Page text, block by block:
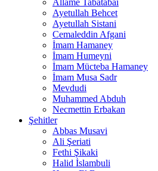
Allame Tabatabai
Ayetullah Behcet
Ayetullah Sistani
Cemaleddin Afgani
İmam Hamaney
İmam Humeyni
İmam Mücteba Hamaney
İmam Musa Sadr
Mevdudi
Muhammed Abduh
Necmettin Erbakan
Şehitler
Abbas Musavi
Ali Şeriati
Fethi Şikaki
Halid İslambuli